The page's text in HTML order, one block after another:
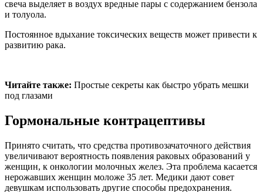
свеча выделяет в воздух вредные пары с содержанием бензола
и толуола.
Постоянное вдыхание токсических веществ может привести к
развитию рака.
Читайте также: Простые секреты как быстро убрать мешки
под глазами
Гормональные контрацептивы
Принято считать, что средства противозачаточного действия
увеличивают вероятность появления раковых образований у
женщин, к онкологии молочных желез. Эта проблема касается
нерожавших женщин моложе 35 лет. Медики дают совет
девушкам использовать другие способы предохранения.